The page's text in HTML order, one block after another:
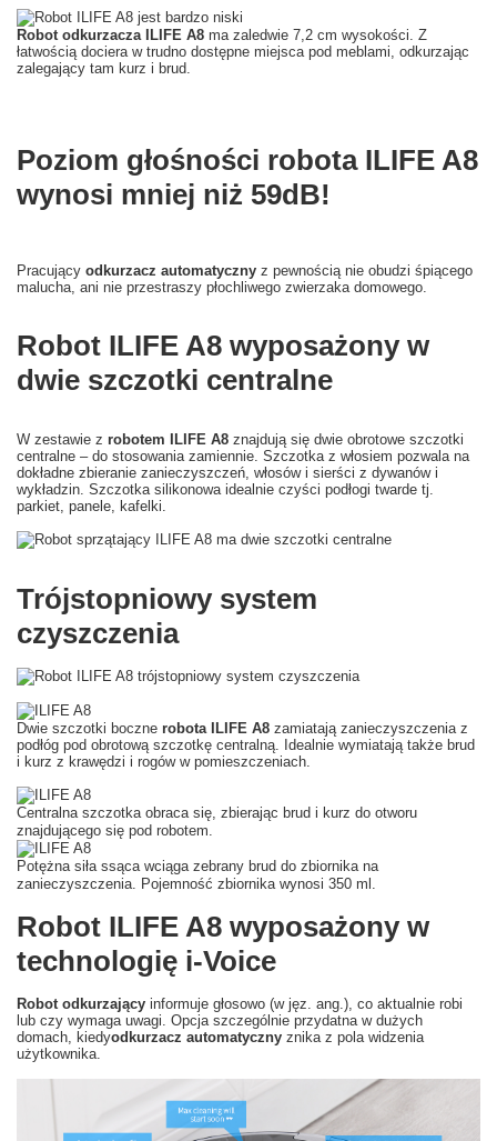
Robot odkurzacza ILIFE A8 ma zaledwie 7,2 cm wysokości. Z
łatwością dociera w trudno dostępne miejsca pod meblami, odkurzając
zalegający tam kurz i brud.
Poziom głośności robota ILIFE A8
wynosi mniej niż 59dB!
Pracujący odkurzacz automatyczny z pewnością nie obudzi śpiącego
malucha, ani nie przestraszy płochliwego zwierzaka domowego.
Robot ILIFE A8 wyposażony w
dwie szczotki centralne
W zestawie z robotem ILIFE A8 znajdują się dwie obrotowe szczotki
centralne – do stosowania zamiennie. Szczotka z włosiem pozwala na
dokładne zbieranie zanieczyszczeń, włosów i sierści z dywanów i
wykładzin. Szczotka silikonowa idealnie czyści podłogi twarde tj.
parkiet, panele, kafelki.
Trójstopniowy system
czyszczenia
Dwie szczotki boczne robota ILIFE A8 zamiatają zanieczyszczenia z
podłóg pod obrotową szczotkę centralną. Idealnie wymiatają także brud
i kurz z krawędzi i rogów w pomieszczeniach.
Centralna szczotka obraca się, zbierając brud i kurz do otworu
znajdującego się pod robotem.
Potężna siła ssąca wciąga zebrany brud do zbiornika na
zanieczyszczenia. Pojemność zbiornika wynosi 350 ml.
Robot ILIFE A8 wyposażony w
technologię i-Voice
Robot odkurzający informuje głosowo (w jęz. ang.), co aktualnie robi
lub czy wymaga uwagi. Opcja szczególnie przydatna w dużych
domach, kiedyodkurzacz automatyczny znika z pola widzenia
użytkownika.